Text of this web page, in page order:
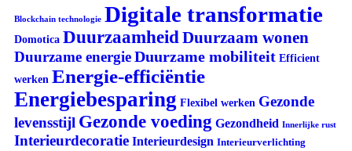
Blockchain technologie Digitale transformatie
Domotica Duurzaamheid Duurzaam wonen
Duurzame energieDuurzame mobiliteit Efficient
werken Energie-efficiëntie
Energiebesparing Flexibel werken Gezonde
levensstijl Gezonde voeding Gezondheid Innerlijke rust
Interieurdecoratie Interieurdesign Interieurverlichting